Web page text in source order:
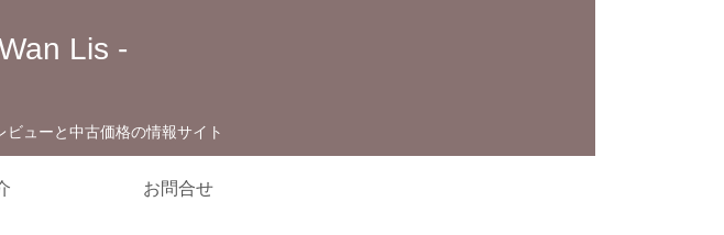
Lis -
ューと中古価格の情報サイト
お問合せ